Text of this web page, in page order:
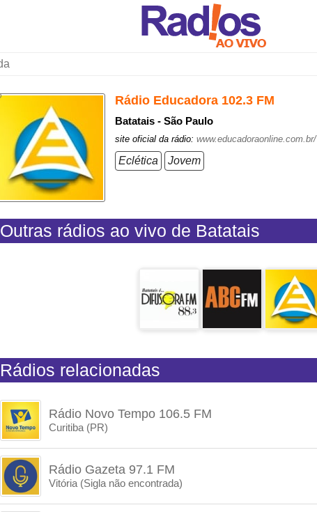
Rádio Educadora 102.3 FM
Batatais - São Paulo
site oficial da rádio: www.educadoraonline.com.br/
Eclética Jovem
Outras rádios ao vivo de Batatais
Rádios relacionadas
Rádio Novo Tempo 106.5 FM
Curitiba (PR)
Rádio Gazeta 97.1 FM
Vitória (Sigla não encontrada)